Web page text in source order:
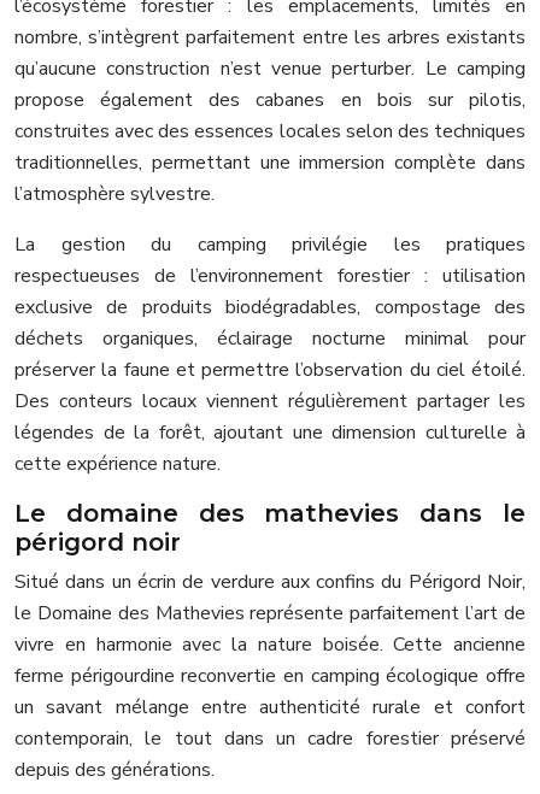
l’écosystème forestier : les emplacements, limités en
nombre, s’intègrent parfaitement entre les arbres existants
qu’aucune construction n’est venue perturber. Le camping
propose également des cabanes en bois sur pilotis,
construites avec des essences locales selon des techniques
traditionnelles, permettant une immersion complète dans
l’atmosphère sylvestre.
La gestion du camping privilégie les pratiques
respectueuses de l’environnement forestier : utilisation
exclusive de produits biodégradables, compostage des
déchets organiques, éclairage nocturne minimal pour
préserver la faune et permettre l’observation du ciel étoilé.
Des conteurs locaux viennent régulièrement partager les
légendes de la forêt, ajoutant une dimension culturelle à
cette expérience nature.
Le domaine des mathevies dans le
périgord noir
Situé dans un écrin de verdure aux confins du Périgord Noir,
le Domaine des Mathevies représente parfaitement l’art de
vivre en harmonie avec la nature boisée. Cette ancienne
ferme périgourdine reconvertie en camping écologique offre
un savant mélange entre authenticité rurale et confort
contemporain, le tout dans un cadre forestier préservé
depuis des générations.